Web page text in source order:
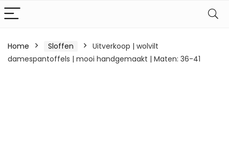
Home Sloffen
Uitverkoop | wolvilt
damespantoffels | mooi handgemaakt | Maten: 36-41